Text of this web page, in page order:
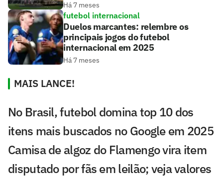
Há 7 meses
futebol internacional
Duelos marcantes: relembre os
principais jogos do futebol
internacional em 2025
Há 7 meses
MAIS LANCE!
No Brasil, futebol domina top 10 dos
itens mais buscados no Google em 2025
Camisa de algoz do Flamengo vira item
disputado por fãs em leilão; veja valores